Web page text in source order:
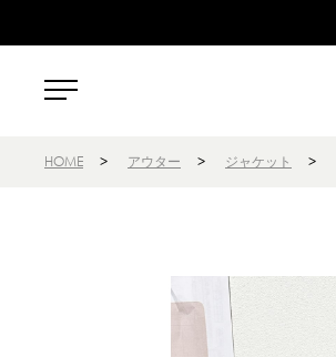
HOME > アウター > ジャケット >